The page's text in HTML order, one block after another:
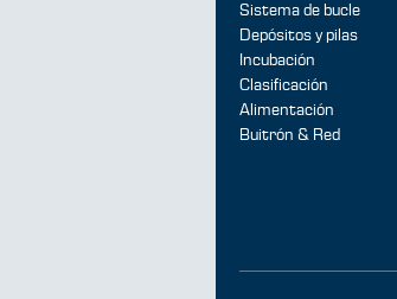
Sistema de bucle
Depósitos y pilas
Incubación
Clasificación
Alimentación
Buitrón & Red